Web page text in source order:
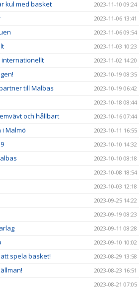
kul med basket 2023-11-10 09:24
2023-11-06 13:41
2023-11-06 09:54
2023-11-03 10:23
internationellt 2023-11-02 14:20
2023-10-19 08:35
till Malbas 2023-10-19 06:42
2023-10-18 08:44
och hållbart 2023-10-16 07:44
Malmö 2023-10-11 16:55
2023-10-10 14:32
2023-10-10 08:18
2023-10-08 18:54
2023-10-03 12:18
2023-09-25 14:22
2023-09-19 08:23
2023-09-11 08:28
2023-09-10 10:02
spela basket! 2023-08-29 13:58
2023-08-23 16:51
2023-08-21 07:05